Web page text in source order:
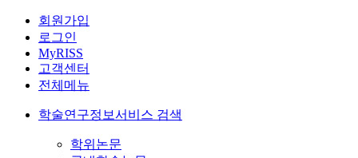
회원가입
로그인
MyRISS
고객센터
전체메뉴
학술연구정보서비스 검색
학위논문